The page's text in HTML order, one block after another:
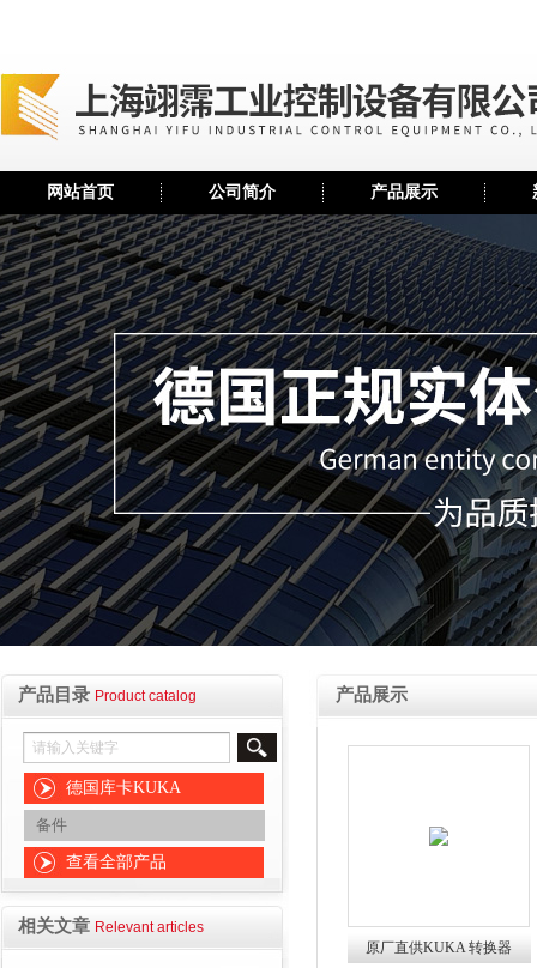
网站首页 公司简介 产品展示
产品目录 Product catalog
德国库卡KUKA
备件
查看全部产品
相关文章 Relevant articles
产品展示
原厂直供KUKA 转换器